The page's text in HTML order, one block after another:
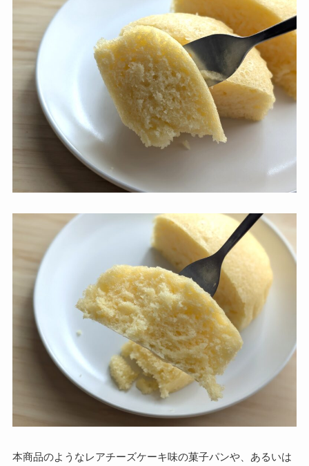
本商品のようなレアチーズケーキ味の菓子パンや、あるいは